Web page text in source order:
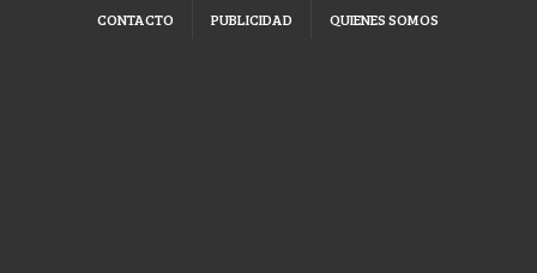
CONTACTO PUBLICIDAD QUIENES SOMOS